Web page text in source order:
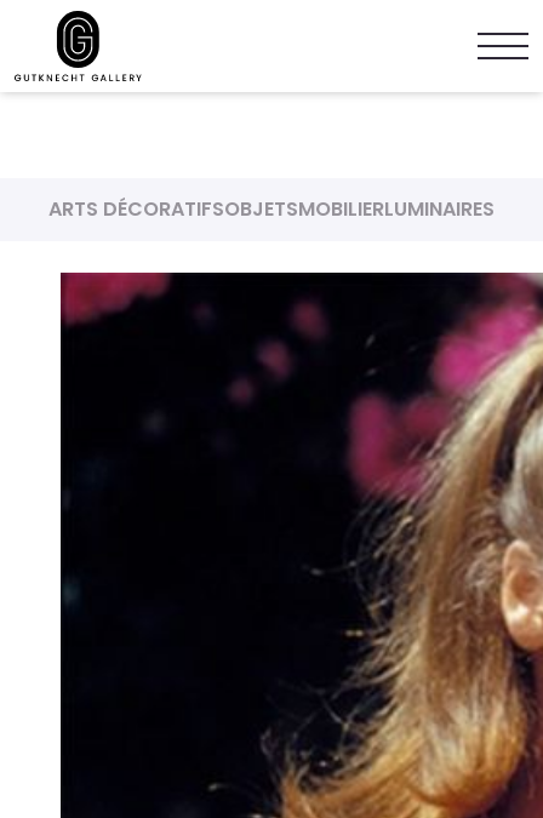
ARTS DÉCORATIFSOBJETSMOBILIERLUMINAIRES